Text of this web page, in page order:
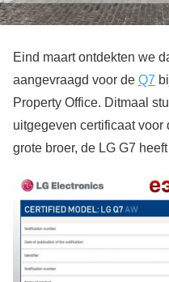
Eind maart ontdekten we
aangevraagd voor de Q7
Property Office. Ditmaal
uitgegeven certificaat voor
grote broer, de LG G7